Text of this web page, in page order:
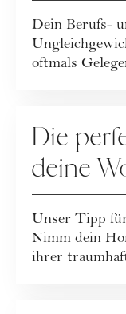
Dein Berufs-
oftmals
Die
deine
Unser Tipp
Nimm dein
ihrer